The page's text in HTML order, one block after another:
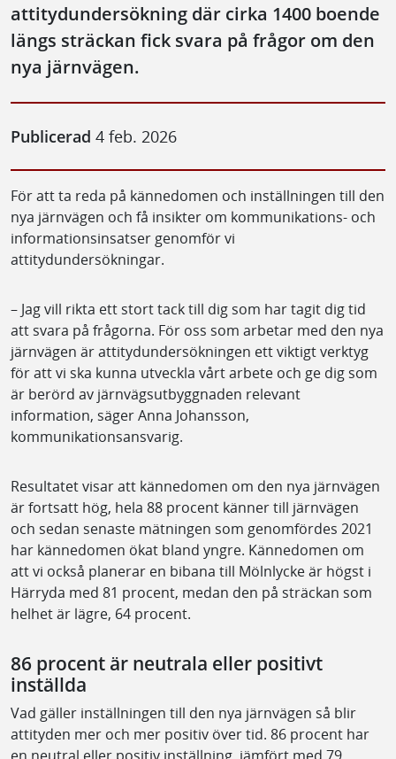
attitydundersökning där cirka 1400 boende
längs sträckan fick svara på frågor om den
nya järnvägen.
Publicerad 4 feb. 2026
För att ta reda på kännedomen och inställningen till den
nya järnvägen och få insikter om kommunikations- och
informationsinsatser genomför vi
attitydundersökningar.
– Jag vill rikta ett stort tack till dig som har tagit dig tid
att svara på frågorna. För oss som arbetar med den nya
järnvägen är attitydundersökningen ett viktigt verktyg
för att vi ska kunna utveckla vårt arbete och ge dig som
är berörd av järnvägsutbyggnaden relevant
information, säger Anna Johansson,
kommunikationsansvarig.
Resultatet visar att kännedomen om den nya järnvägen
är fortsatt hög, hela 88 procent känner till järnvägen
och sedan senaste mätningen som genomfördes 2021
har kännedomen ökat bland yngre. Kännedomen om
att vi också planerar en bibana till Mölnlycke är högst i
Härryda med 81 procent, medan den på sträckan som
helhet är lägre, 64 procent.
86 procent är neutrala eller positivt
inställda
Vad gäller inställningen till den nya järnvägen så blir
attityden mer och mer positiv över tid. 86 procent har
en neutral eller positiv inställning, jämfört med 79